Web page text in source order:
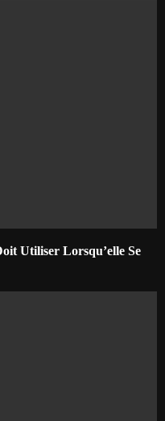
Utiliser Lorsqu’elle Se